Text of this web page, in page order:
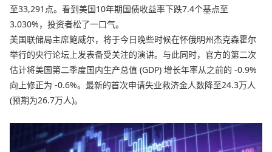
至33,291点。看到美国10年期国债收益率下跌7.4个基点至
3.030%，投资者松了一口气。
美国联储局主席鲍威尔，将于今日晚些时候在怀俄明州杰克森霍尔
举行的央行论坛上发表备受关注的演讲。与此同时，官方的第二次
估计将美国第二季度国内生产总值 (GDP) 增长年率从之前的 -0.9%
向上修正为 -0.6%。最新的首次申请失业救济金人数降至24.3万人
(预期为26.7万人)。